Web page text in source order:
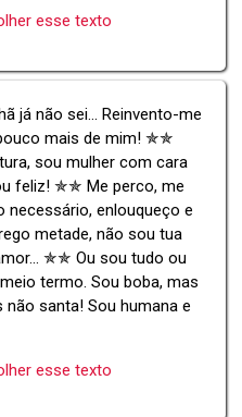
esse texto
já não sei... Reinvento-me
mais de mim! ✯✯
sou mulher com cara
feliz! ✯✯ Me perco, me
necessário, enlouqueço e
metade, não sou tua
✯✯ Ou sou tudo ou
termo. Sou boba, mas
não santa! Sou humana e
esse texto